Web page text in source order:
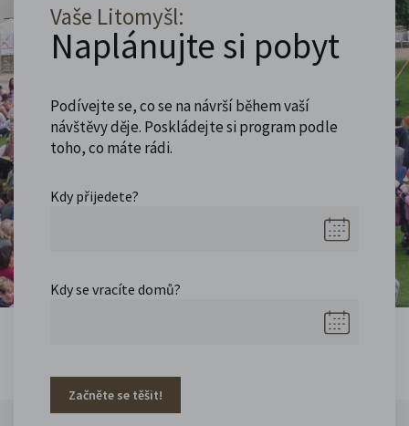
Vaše Litomyšl:
Naplánujte si pobyt
Podívejte se, co se na návrší během vaší
návštěvy děje. Poskládejte si program podle
toho, co máte rádi.
Kdy přijedete?
Kdy se vracíte domů?
Začněte se těšit!